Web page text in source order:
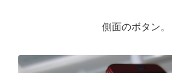
側面のボタン。